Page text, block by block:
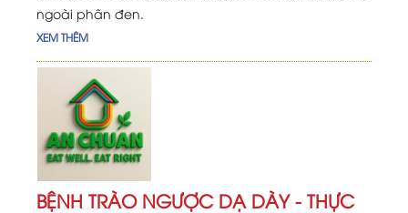
ngoài phân đen.
XEM THÊM
BỆNH TRÀO NGƯỢC DẠ DÀY - THỰC